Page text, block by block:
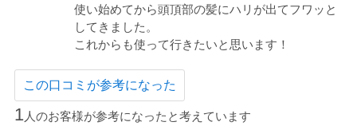
使い始めてから頭頂部の髪にハリが出てフワッと
してきました。
これからも使って行きたいと思います！
この口コミが参考になった
1人のお客様が参考になったと考えています